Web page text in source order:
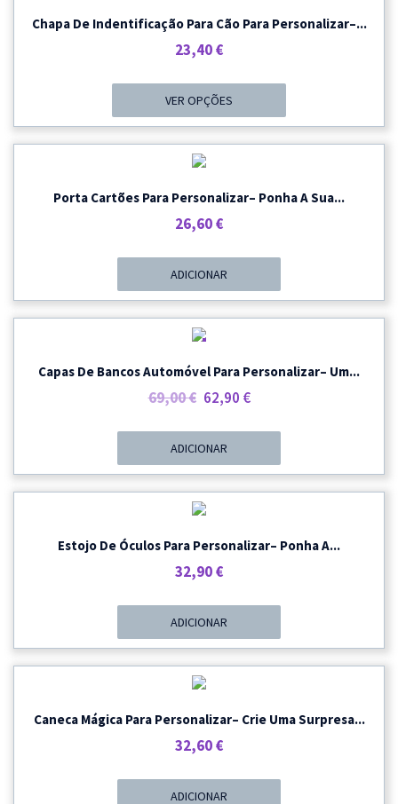
Chapa De Indentificação Para Cão Para Personalizar–...
23,40€
VER OPÇÕES
Porta Cartões Para Personalizar– Ponha A Sua...
26,60€
ADICIONAR
Capas De Bancos Automóvel Para Personalizar– Um...
69,00€ O
Original
Era:
69,00 €.
62,90 €O
É:
62,90 €.
ADICIONAR
Estojo De Óculos Para Personalizar– Ponha A...
32,90€
ADICIONAR
Caneca Mágica Para Personalizar– Crie Uma Surpresa...
32,60€
ADICIONAR